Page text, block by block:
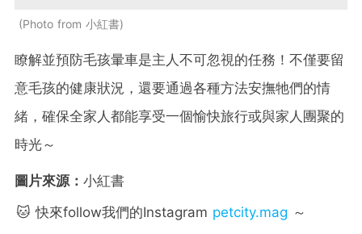
Photo from 小紅書
瞭解並預防毛孩暈車是主人不可忽視的任務！不僅要留
意毛孩的健康狀況，還要通過各種方法安撫牠們的情
緒，確保全家人都能享受一個愉快旅行或與家人團聚的
時光～
圖片來源： 小紅書
🐱 快來follow我們的Instagram petcity.mag ～